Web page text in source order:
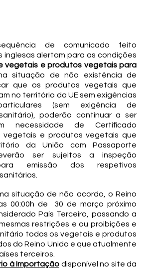
de comunicado feito
inglesas alertam para as condições
vegetais e produtos vegetais para
situação de não existência de
que os produtos vegetais que
no território da UE sem exigências
(sem exigência de
poderão continuar a ser
necessidade de Certificado
vegetais e produtos vegetais que
da União com Passaporte
ser sujeitos a inspeção
emissão dos respetivos
situação de não acordo, o Reino
00:00h de 30 de março próximo
País Terceiro, passando a
restrições e ou proibições e
todos os vegetais e produtos
do Reino Unido e que atualmente
terceiros.
à Importação disponível no site da